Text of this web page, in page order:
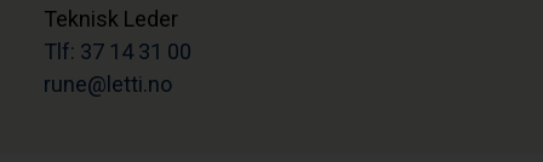
Teknisk Leder
Tlf: 37 14 31 00
rune@letti.no